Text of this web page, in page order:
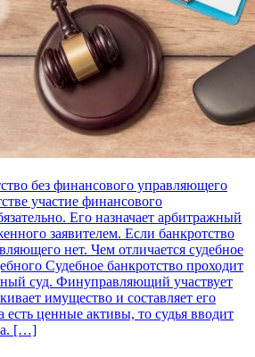
без финансового управляющего
участие финансового
Его назначает арбитражный
заявителем. Если банкротство
нет. Чем отличается судебное
Судебное банкротство проходит
суд. Финуправляющий участвует
имущество и составляет его
есть ценные активы, то судья вводит
[…]